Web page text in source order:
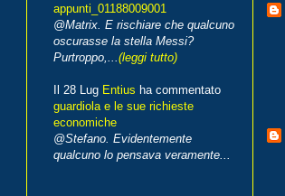
appunti_01188009001
@Matrix. E rischiare che qualcuno
oscurasse la stella Messi?
Purtroppo,... (leggi tutto)
Il 28 Lug Entius ha commentato
guardiola e le sue richieste
economiche
@Stefano. Evidentemente
qualcuno lo pensava veramente...